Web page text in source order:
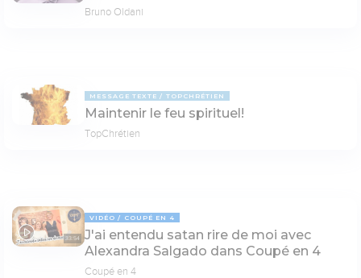
Bruno Oldani
MESSAGE TEXTE TOPCHRÉTIEN
Maintenir le feu spirituel!
TopChrétien
33:54
VIDÉO COUPÉ EN 4
J'ai entendu satan rire de moi avec
Alexandra Salgado dans Coupé en 4
Coupé en 4